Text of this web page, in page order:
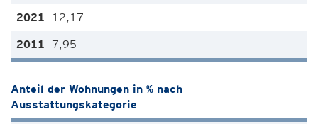
12,17
7,95
Anteil der Wohnungen in % nach
Ausstattungskategorie